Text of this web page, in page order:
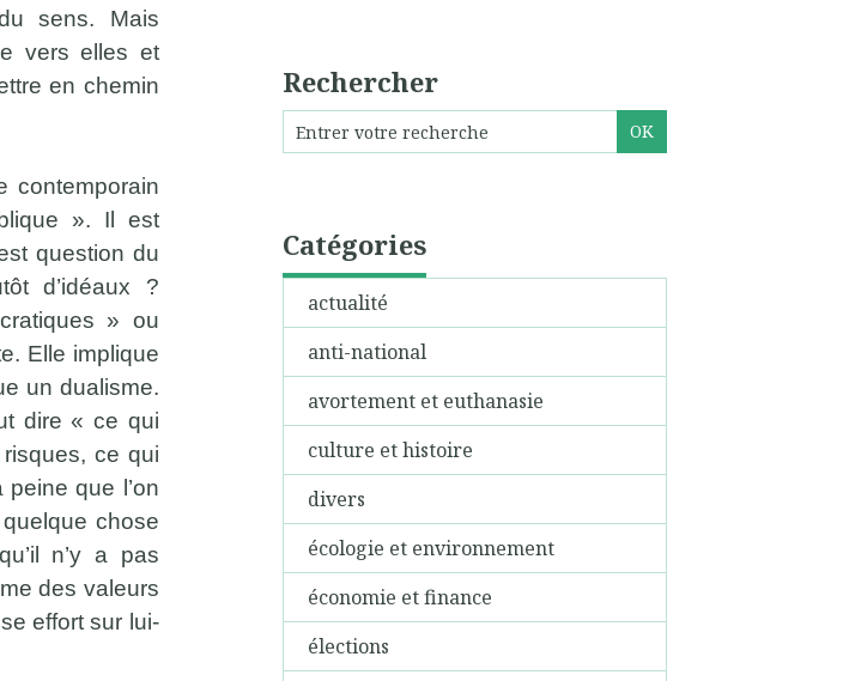
sens. Mais
vers elles et
en chemin
contemporain
». Il est
question du
d’idéaux ?
» ou
Elle implique
un dualisme.
dire « ce qui
ce qui
que l’on
chose
n’y a pas
des valeurs
effort sur lui-
Rechercher
Catégories
actualité
anti-national
avortement et euthanasie
culture et histoire
divers
écologie et environnement
économie et finance
élections